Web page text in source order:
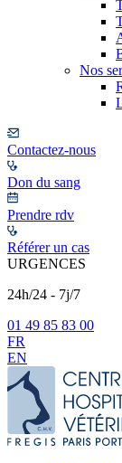
Nos
Contactez-nous
Don du sang
Prendre rdv
Référer un cas
URGENCES
24h/24 - 7j/7
01 49 85 83 00
FR
EN